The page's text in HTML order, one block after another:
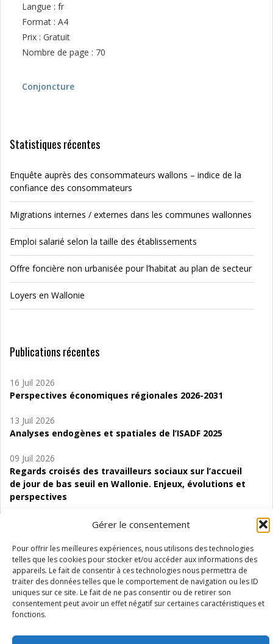
Gérer le consentement
Pour offrir les meilleures expériences, nous utilisons des technologies
telles que les cookies pour stocker et/ou accéder aux informations des
appareils. Le fait de consentir à ces technologies nous permettra de
traiter des données telles que le comportement de navigation ou les ID
uniques sur ce site. Le fait de ne pas consentir ou de retirer son
consentement peut avoir un effet négatif sur certaines caractéristiques et
fonctions.
Langue : fr
Format : A4
Prix : Gratuit
Nombre de page : 70
Conjoncture
Statistiques récentes
Enquête auprès des consommateurs wallons – indice de la
confiance des consommateurs
Migrations internes / externes dans les communes wallonnes
Emploi salarié selon la taille des établissements
Offre foncière non urbanisée pour l’habitat au plan de secteur
Loyers en Wallonie
Publications récentes
16 Juil 2026
Perspectives économiques régionales 2026-2031
13 Juil 2026
Analyses endogènes et spatiales de l’ISADF 2025
09 Juil 2026
Regards croisés des travailleurs sociaux sur l’accueil
de jour de bas seuil en Wallonie. Enjeux, évolutions et
perspectives
d’accompagnement à l’autocréation d’emploi (SAACE)
01 Juil 2026
Pénurie du personnel infirmier :quels indicateurs
d’offre de soins pour comprendre la situation en
Wallonie ?